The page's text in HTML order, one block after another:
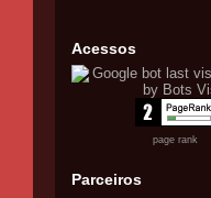
Acessos
page rank
Parceiros